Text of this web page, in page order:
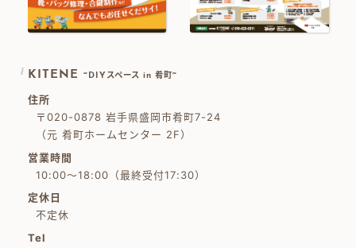
KITENE ~DIYスペース in 肴町~
住所
〒020-0878 岩手県盛岡市肴町7-24
（元 肴町ホームセンター 2F）
営業時間
10:00～18:00（最終受付17:30）
定休日
不定休
Tel